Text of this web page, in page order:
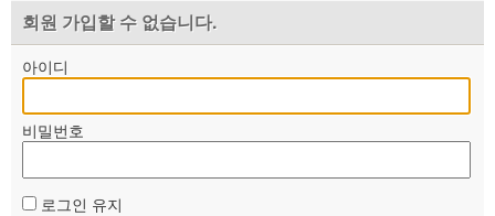
회원 가입할 수 없습니다.
아이디
비밀번호
로그인 유지
자료
부설기관